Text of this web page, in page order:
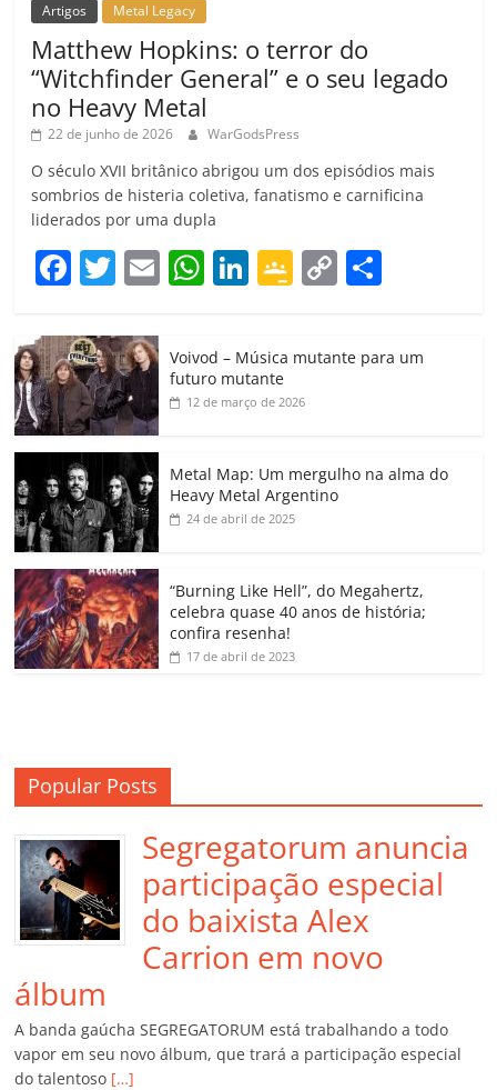
Artigos Metal Legacy
Matthew Hopkins: o terror do
“Witchfinder General” e o seu legado
no Heavy Metal
22 de junho de 2026 WarGodsPress
O século XVII britânico abrigou um dos episódios mais
sombrios de histeria coletiva, fanatismo e carnificina
liderados por uma dupla
F
c
e
b
o
o
k
T
itt
er
E
ai
W
at
s
A
p
Li
k
e
dI
G
gl
e
a
ss
o
m
C
y
k
p
h
Voivod – Música mutante para um
futuro mutante
12 de março de 2026
Metal Map: Um mergulho na alma do
Heavy Metal Argentino
24 de abril de 2025
“Burning Like Hell”, do Megahertz,
celebra quase 40 anos de história;
confira resenha!
17 de abril de 2023
Popular Posts
Segregatorum anuncia
participação especial
do baixista Alex
Carrion em novo
álbum
A banda gaúcha SEGREGATORUM está trabalhando a todo
vapor em seu novo álbum, que trará a participação especial
do talentoso […]